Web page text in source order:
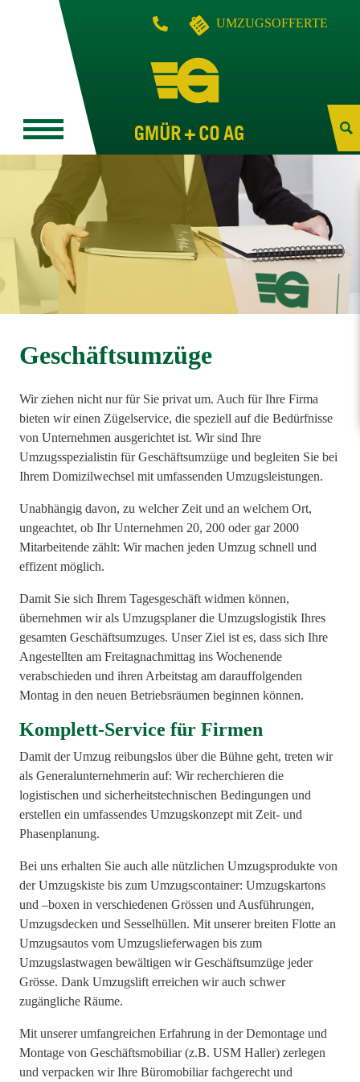
UMZUGSOFFERTE
Geschäftsumzüge
Wir ziehen nicht nur für Sie privat um. Auch für Ihre Firma
bieten wir einen Zügelservice, die speziell auf die Bedürfnisse
von Unternehmen ausgerichtet ist. Wir sind Ihre
Umzugsspezialistin für Geschäftsumzüge und begleiten Sie bei
Ihrem Domizilwechsel mit umfassenden Umzugsleistungen.
Unabhängig davon, zu welcher Zeit und an welchem Ort,
ungeachtet, ob Ihr Unternehmen 20, 200 oder gar 2000
Mitarbeitende zählt: Wir machen jeden Umzug schnell und
effizent möglich.
Damit Sie sich Ihrem Tagesgeschäft widmen können,
übernehmen wir als Umzugsplaner die Umzugslogistik Ihres
gesamten Geschäftsumzuges. Unser Ziel ist es, dass sich Ihre
Angestellten am Freitagnachmittag ins Wochenende
verabschieden und ihren Arbeitstag am darauffolgenden
Montag in den neuen Betriebsräumen beginnen können.
Komplett-Service für Firmen
Damit der Umzug reibungslos über die Bühne geht, treten wir
als Generalunternehmerin auf: Wir recherchieren die
logistischen und sicherheitstechnischen Bedingungen und
erstellen ein umfassendes Umzugskonzept mit Zeit- und
Phasenplanung.
Bei uns erhalten Sie auch alle nützlichen Umzugsprodukte von
der Umzugskiste bis zum Umzugscontainer: Umzugskartons
und –boxen in verschiedenen Grössen und Ausführungen,
Umzugsdecken und Sesselhüllen. Mit unserer breiten Flotte an
Umzugsautos vom Umzugslieferwagen bis zum
Umzugslastwagen bewältigen wir Geschäftsumzüge jeder
Grösse. Dank Umzugslift erreichen wir auch schwer
zugängliche Räume.
Mit unserer umfangreichen Erfahrung in der Demontage und
Montage von Geschäftsmobiliar (z.B. USM Haller) zerlegen
und verpacken wir Ihre Büromobiliar fachgerecht und